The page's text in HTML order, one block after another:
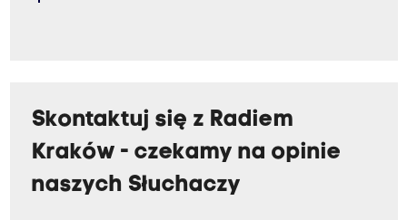
Skontaktuj się z Radiem
Kraków - czekamy na opinie
naszych Słuchaczy